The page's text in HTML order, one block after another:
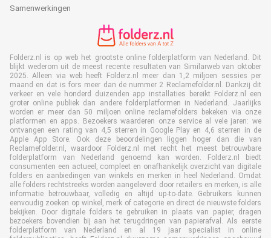
Samenwerkingen
Folderz.nl is op web het grootste online folderplatform van Nederland. Dit
blijkt wederom uit de meest recente resultaten van Similarweb van oktober
2025. Alleen via web heeft Folderz.nl meer dan 1,2 miljoen sessies per
maand en dat is fors meer dan de nummer 2 Reclamefolder.nl. Dankzij dit
verkeer en vele honderd duizenden app installaties bereikt Folderz.nl een
groter online publiek dan andere folderplatformen in Nederland. Jaarlijks
worden er meer dan 50 miljoen online reclamefolders bekeken via onze
platformen en apps. Bezoekers waarderen onze service al vele jaren: we
ontvangen een rating van 4,5 sterren in Google Play en 4,6 sterren in de
Apple App Store. Ook deze beoordelingen liggen hoger dan die van
Reclamefolder.nl, waardoor Folderz.nl met recht het meest betrouwbare
folderplatform van Nederland genoemd kan worden. Folderz.nl biedt
consumenten een actueel, compleet en onafhankelijk overzicht van digitale
folders en aanbiedingen van winkels en merken in heel Nederland. Omdat
alle folders rechtstreeks worden aangeleverd door retailers en merken, is alle
informatie betrouwbaar, volledig en altijd up-to-date. Gebruikers kunnen
eenvoudig zoeken op winkel, merk of categorie en direct de nieuwste folders
bekijken. Door digitale folders te gebruiken in plaats van papier, dragen
bezoekers bovendien bij aan het terugdringen van papierafval. Als eerste
folderplatform van Nederland en al 19 jaar specialist in online